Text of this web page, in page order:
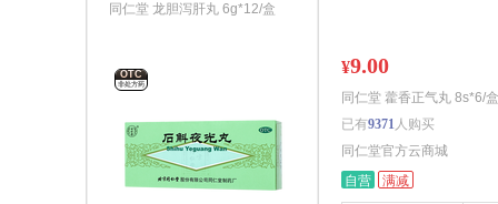
¥9.00
同仁堂 藿香正气丸 8s*6/盒
已有9371人购买
同仁堂官方云商城
自营 满减
同仁堂 龙胆泻肝丸 6g*12/盒
OTC
非处方药